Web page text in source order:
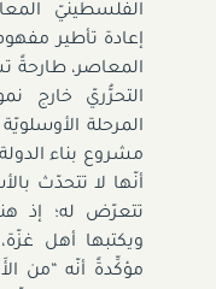
الفلسطينيّ
إعادة تأطير
المعاصر، طارحةً
التحرُّريّ خارج
المرحلة
مشروع بناء
أنّها لا تتحدّث
تتعرّض له؛ إذ
ويكتبها أهل
مؤكِّدةً أنّه “من